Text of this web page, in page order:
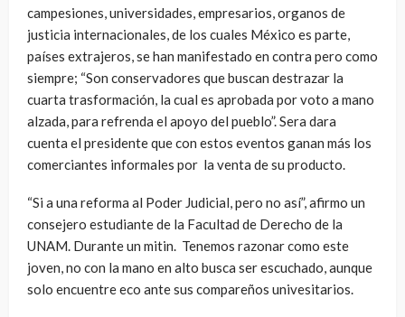
campesiones, universidades, empresarios, organos de
justicia internacionales, de los cuales México es parte,
países extrajeros, se han manifestado en contra pero como
siempre; “Son conservadores que buscan destrazar la
cuarta trasformación, la cual es aprobada por voto a mano
alzada, para refrenda el apoyo del pueblo”. Sera dara
cuenta el presidente que con estos eventos ganan más los
comerciantes informales por la venta de su producto.
“Si a una reforma al Poder Judicial, pero no así”, afirmo un
consejero estudiante de la Facultad de Derecho de la
UNAM. Durante un mitin. Tenemos razonar como este
joven, no con la mano en alto busca ser escuchado, aunque
solo encuentre eco ante sus compareños univesitarios.